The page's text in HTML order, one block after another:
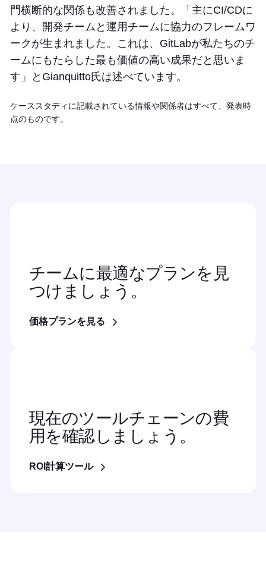
門横断的な関係も改善されました。「主にCI/CDに
より、開発チームと運用チームに協力のフレームワ
ークが生まれました。これは、GitLabが私たちのチ
ームにもたらした最も価値の高い成果だと思いま
す」とGianquitto氏は述べています。
ケーススタディに記載されている情報や関係者はすべて、発表時
点のものです。
チームに最適なプランを見
つけましょう。
価格プランを見る
現在のツールチェーンの費
用を確認しましょう。
ROI計算ツール